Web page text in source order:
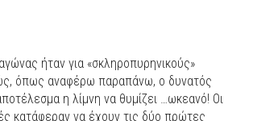
ήταν για «σκληροπυρηνικούς»
όπως αναφέρω παραπάνω, ο δυνατός
η λίμνη να θυμίζει …ωκεανό! Οι
κατάφεραν να έχουν τις δύο πρώτες